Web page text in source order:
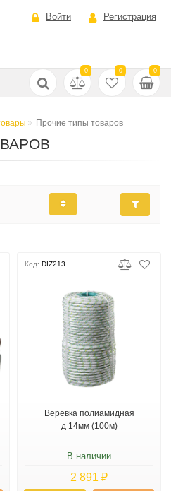
Войти Регистрация
0 0 0
Прочие типы товаров
Код: DIZ213
Веревка полиамидная
д 14мм (100м)
В наличии
2 891 ₽